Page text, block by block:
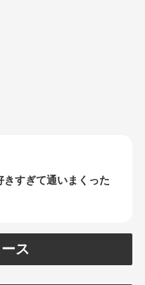
すぎて通いまくった
ス